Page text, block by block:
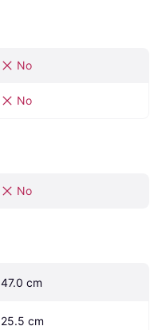
No
No
No
47.0 cm
25.5 cm